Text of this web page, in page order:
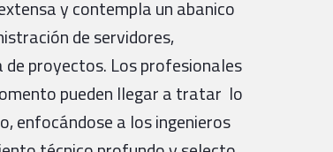
y contempla un abanico
de servidores,
proyectos. Los profesionales
pueden llegar a tratar lo
enfocándose a los ingenieros